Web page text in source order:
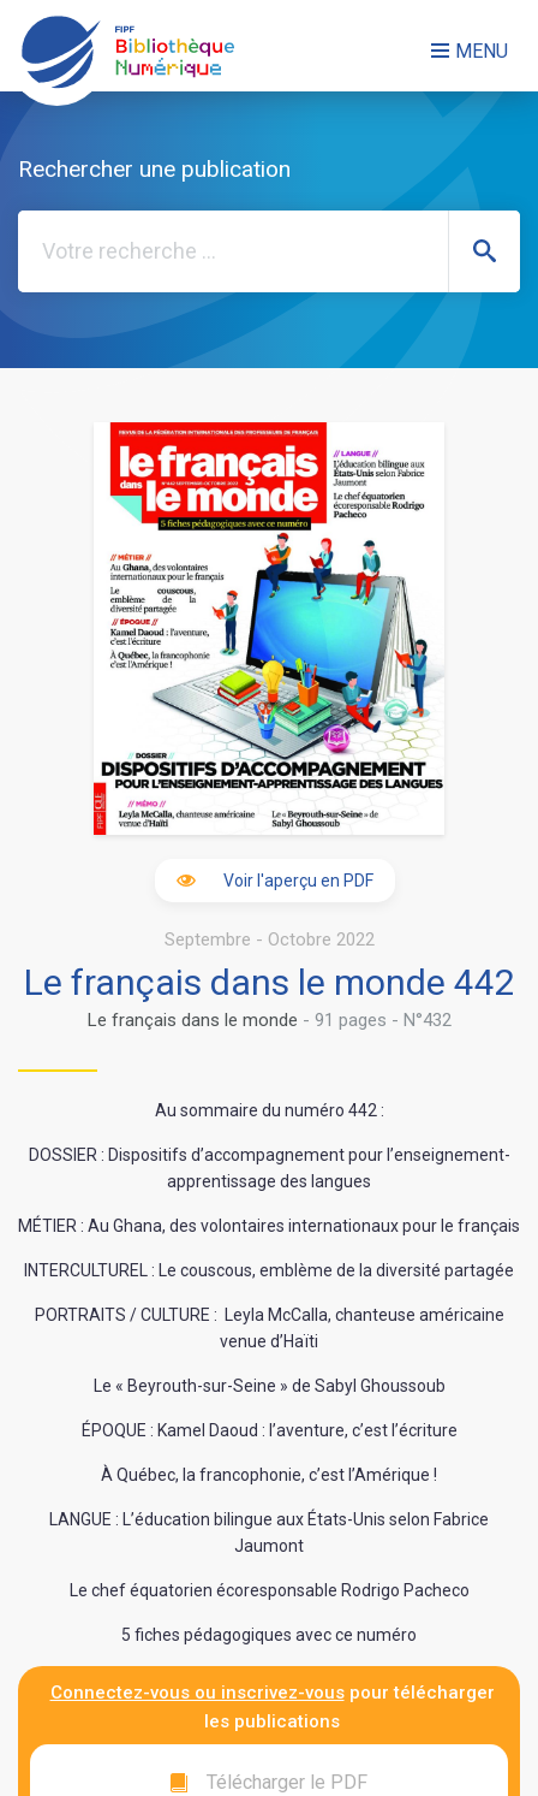
MENU
NOS PUBLICATIONS
LES COLLECTIONS
QUI SOMMES-NOUS ?
Mon compte
Rechercher une publication
Voir l'aperçu en PDF
Septembre - Octobre 2022
Le français dans le monde 442
Le français dans le monde - 91 pages - N°432
Au sommaire du numéro 442 :
DOSSIER : Dispositifs d’accompagnement pour l’enseignement-
apprentissage des langues
MÉTIER : Au Ghana, des volontaires internationaux pour le français
INTERCULTUREL : Le couscous, emblème de la diversité partagée
PORTRAITS / CULTURE : Leyla McCalla, chanteuse américaine
venue d’Haïti
Le « Beyrouth-sur-Seine » de Sabyl Ghoussoub
ÉPOQUE : Kamel Daoud : l’aventure, c’est l’écriture
À Québec, la francophonie, c’est l’Amérique !
LANGUE : L’éducation bilingue aux États-Unis selon Fabrice
Jaumont
Le chef équatorien écoresponsable Rodrigo Pacheco
5 fiches pédagogiques avec ce numéro
Connectez-vous ou inscrivez-vouspour télécharger
les publications
Télécharger le PDF